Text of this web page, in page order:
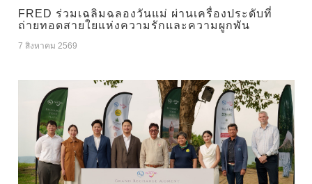
FRED ร่วมเฉลิมฉลองวันแม่ ผ่านเครื่องประดับที่
ถ่ายทอดสายใยแห่งความรักและความผูกพัน
7 สิงหาคม 2569